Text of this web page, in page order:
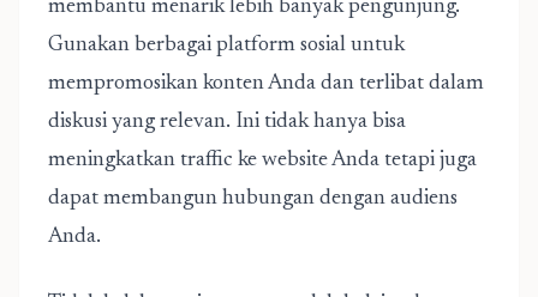
membantu menarik lebih banyak pengunjung.
Gunakan berbagai platform sosial untuk
mempromosikan konten Anda dan terlibat dalam
diskusi yang relevan. Ini tidak hanya bisa
meningkatkan traffic ke website Anda tetapi juga
dapat membangun hubungan dengan audiens
Anda.